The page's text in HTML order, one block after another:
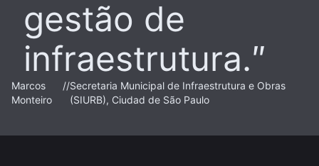
gestão de
infraestrutura.
Marcos
Monteiro
//Secretaria Municipal de Infraestrutura e Obras
(SIURB), Ciudad de São Paulo